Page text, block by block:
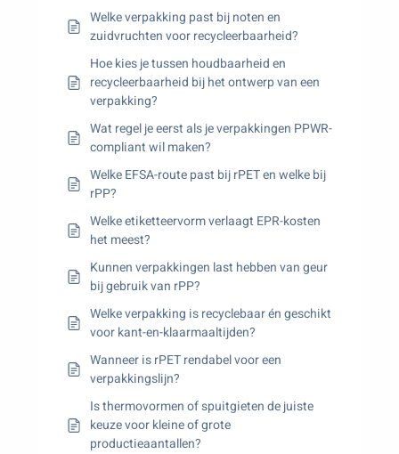
Welke verpakking past bij noten en
zuidvruchten voor recycleerbaarheid?
Hoe kies je tussen houdbaarheid en
recycleerbaarheid bij het ontwerp van een
verpakking?
Wat regel je eerst als je verpakkingen PPWR-
compliant wil maken?
Welke EFSA-route past bij rPET en welke bij
rPP?
Welke etiketteervorm verlaagt EPR-kosten
het meest?
Kunnen verpakkingen last hebben van geur
bij gebruik van rPP?
Welke verpakking is recyclebaar én geschikt
voor kant-en-klaarmaaltijden?
Wanneer is rPET rendabel voor een
verpakkingslijn?
Is thermovormen of spuitgieten de juiste
keuze voor kleine of grote
productieaantallen?